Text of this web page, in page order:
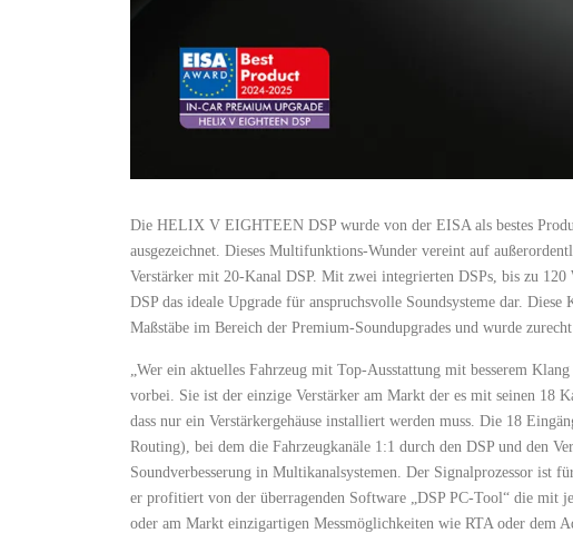
Die HELIX V EIGHTEEN DSP wurde von der EISA als bestes
ausgezeichnet. Dieses Multifunktions-Wunder vereint auf
Verstärker mit 20-Kanal DSP. Mit zwei integrierten DSPs, bis zu
DSP das ideale Upgrade für anspruchsvolle Soundsysteme dar.
Maßstäbe im Bereich der Premium-Soundupgrades und wurde
„Wer ein aktuelles Fahrzeug mit Top-Ausstattung mit besserem
vorbei. Sie ist der einzige Verstärker am Markt der es mit seinen 18
dass nur ein Verstärkergehäuse installiert werden muss. Die 18
Routing), bei dem die Fahrzeugkanäle 1:1 durch den DSP und den
Soundverbesserung in Multikanalsystemen. Der Signalprozessor ist
er profitiert von der überragenden Software „DSP PC-Tool“ die mit
oder am Markt einzigartigen Messmöglichkeiten wie RTA oder dem